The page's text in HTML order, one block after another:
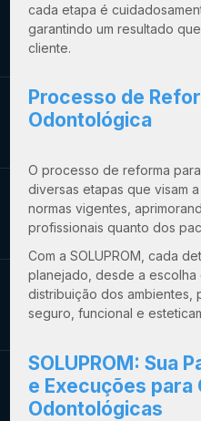
cada etapa é
garantindo um resultado
cliente.
Processo de
Odontológica
O processo de reforma
diversas etapas que visam
normas vigentes,
profissionais quanto dos
Com a SOLUPROM, cada
planejado, desde a escolha
distribuição dos ambientes,
seguro, funcional e
SOLUPROM: Sua
e Execuções para
Odontológicas